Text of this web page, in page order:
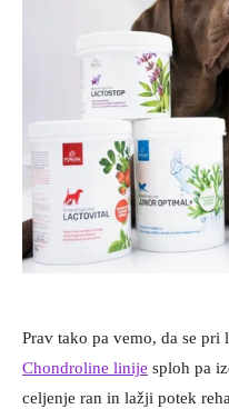
Prav tako pa vemo, da se
Chondroline linije sploh pa
celjenje ran in lažji potek